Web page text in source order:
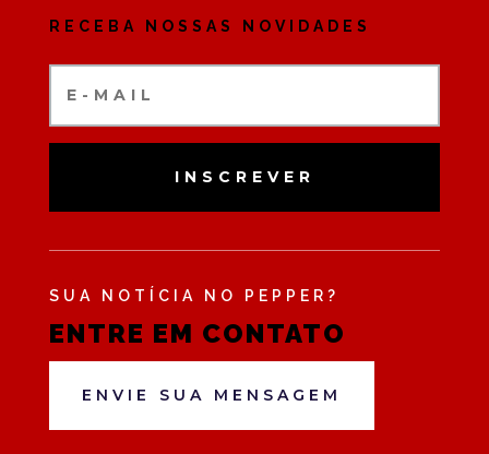
RECEBA NOSSAS NOVIDADES
INSCREVER
SUA NOTÍCIA NO PEPPER?
ENTRE EM CONTATO
ENVIE SUA MENSAGEM